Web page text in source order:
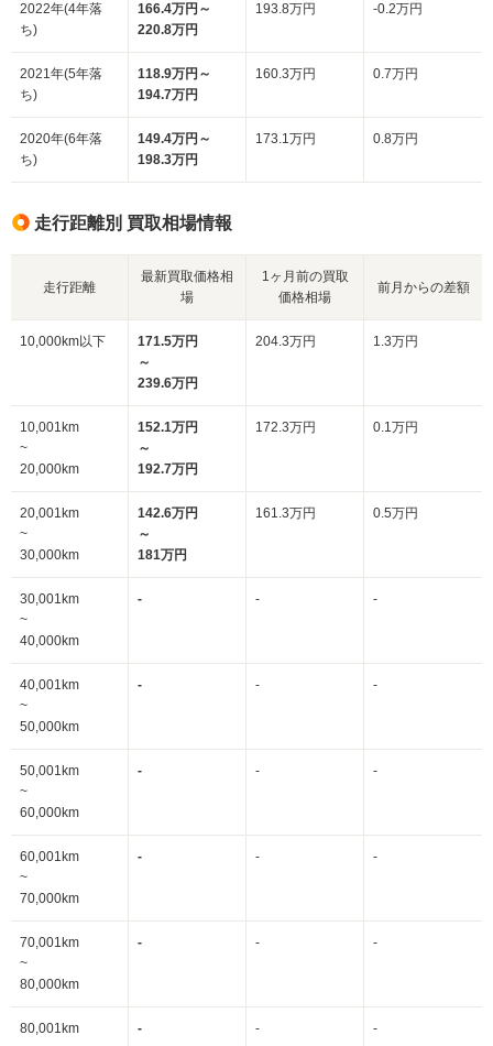
2022年(4年落
ち)
166.4万円～
220.8万円
193.8万円 -0.2万円
2021年(5年落
ち)
118.9万円～
194.7万円
160.3万円 0.7万円
2020年(6年落
ち)
149.4万円～
198.3万円
173.1万円 0.8万円
走行距離別 買取相場情報
走行距離
最新買取価格相
場
1ヶ月前の買取
価格相場
前月からの差額
10,000km以下
171.5万円
～
239.6万円
204.3万円 1.3万円
10,001km
~
20,000km
152.1万円
～
192.7万円
172.3万円 0.1万円
20,001km
~
30,000km
142.6万円
～
181万円
161.3万円 0.5万円
30,001km
~
40,000km
- - -
40,001km
~
50,000km
- - -
50,001km
~
60,000km
- - -
60,001km
~
70,000km
- - -
70,001km
~
80,000km
- - -
80,001km
- - -